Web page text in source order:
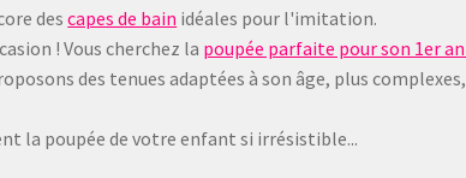
descapes de bain idéales pour l'imitation.
! Vous cherchez la poupée parfaite pour son 1er
des tenues adaptées à son âge, plus
la poupée de votre enfant si irrésistible...